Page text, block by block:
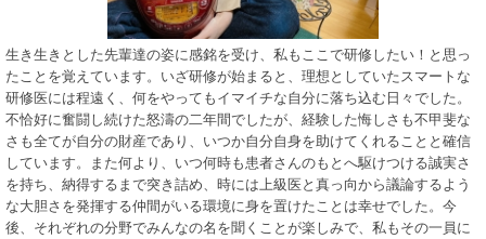
生き生きとした先輩達の姿に感銘を受け、私もここで研修したい！と思っ
たことを覚えています。いざ研修が始まると、理想としていたスマートな
研修医には程遠く、何をやってもイマイチな自分に落ち込む日々でした。
不恰好に奮闘し続けた怒濤の二年間でしたが、経験した悔しさも不甲斐な
さも全てが自分の財産であり、いつか自分自身を助けてくれることと確信
しています。また何より、いつ何時も患者さんのもとへ駆けつける誠実さ
を持ち、納得するまで突き詰め、時には上級医と真っ向から議論するよう
な大胆さを発揮する仲間がいる環境に身を置けたことは幸せでした。今
後、それぞれの分野でみんなの名を聞くことが楽しみで、私もその一員に